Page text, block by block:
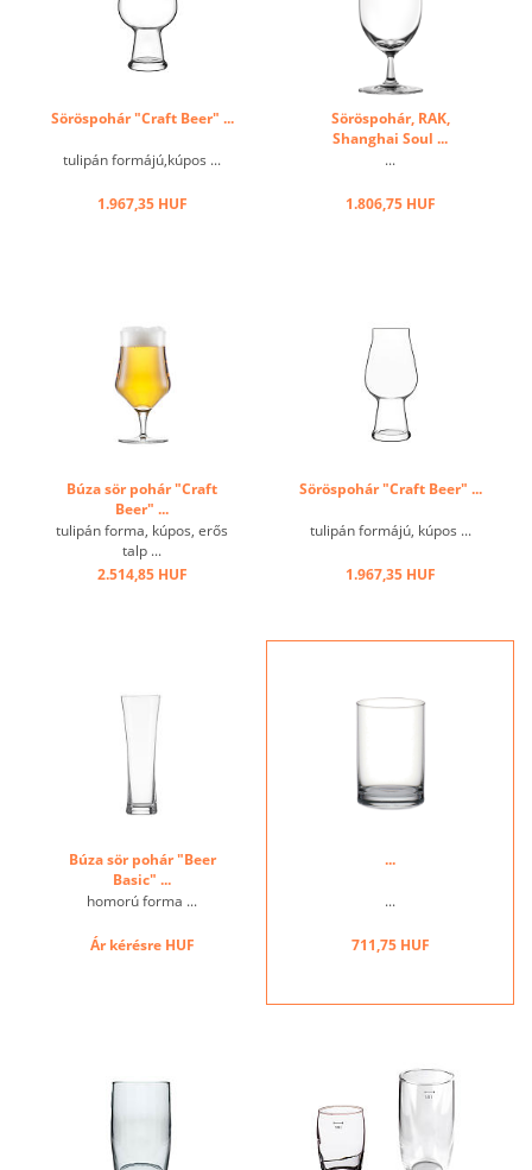
Söröspohár "Craft Beer" ...
tulipán formájú,kúpos ...
1.967,35 HUF
Söröspohár, RAK,
Shanghai Soul ...
...
1.806,75 HUF
Búza sör pohár "Craft
Beer" ...
tulipán forma, kúpos, erős
talp ...
2.514,85 HUF
Söröspohár "Craft Beer" ...
tulipán formájú, kúpos ...
1.967,35 HUF
Búza sör pohár "Beer
Basic" ...
homorú forma ...
Ár kérésreHUF
...
...
711,75 HUF